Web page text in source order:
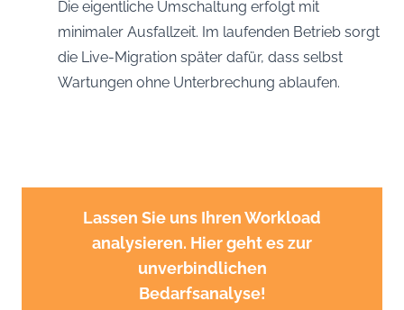
Die eigentliche Umschaltung erfolgt mit
minimaler Ausfallzeit. Im laufenden Betrieb sorgt
die Live-Migration später dafür, dass selbst
Wartungen ohne Unterbrechung ablaufen.
Lassen Sie uns Ihren Workload
analysieren. Hier geht es zur
unverbindlichen
Bedarfsanalyse!